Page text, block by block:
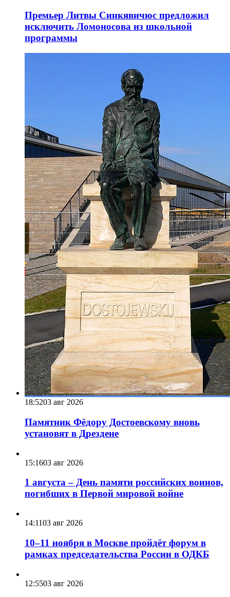
Премьер Литвы Синкявичюс предложил
исключить Ломоносова из школьной
программы
18:5203 авг 2026
Памятник Фёдору Достоевскому вновь
установят в Дрездене
15:1603 авг 2026
1 августа – День памяти российских воинов,
погибших в Первой мировой войне
14:1103 авг 2026
10–11 ноября в Москве пройдёт форум в
рамках председательства России в ОДКБ
12:5503 авг 2026